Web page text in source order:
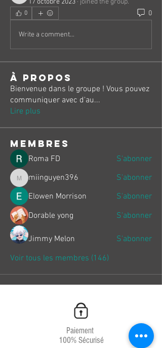
17 octobre 2023 · joined the group.
0 0
Write a comment...
À propos
Bienvenue dans le groupe ! Vous pouvez
communiquer avec d'au...
Lire plus
membres
Roma FD S'abonner
miinguyen396
miinguyen396
S'abonner
Elowen Morrison
S'abonner
Dorable yong
S'abonner
Jimmy Melon
S'abonner
Voir tous les membres (146)
Paiement
100% Sécurisé